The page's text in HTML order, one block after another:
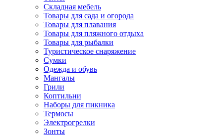
Складная мебель
Товары для сада и огорода
Товары для плавания
Товары для пляжного отдыха
Товары для рыбалки
Туристическое снаряжение
Сумки
Одежда и обувь
Мангалы
Грили
Коптильни
Наборы для пикника
Термосы
Электрогрелки
Зонты